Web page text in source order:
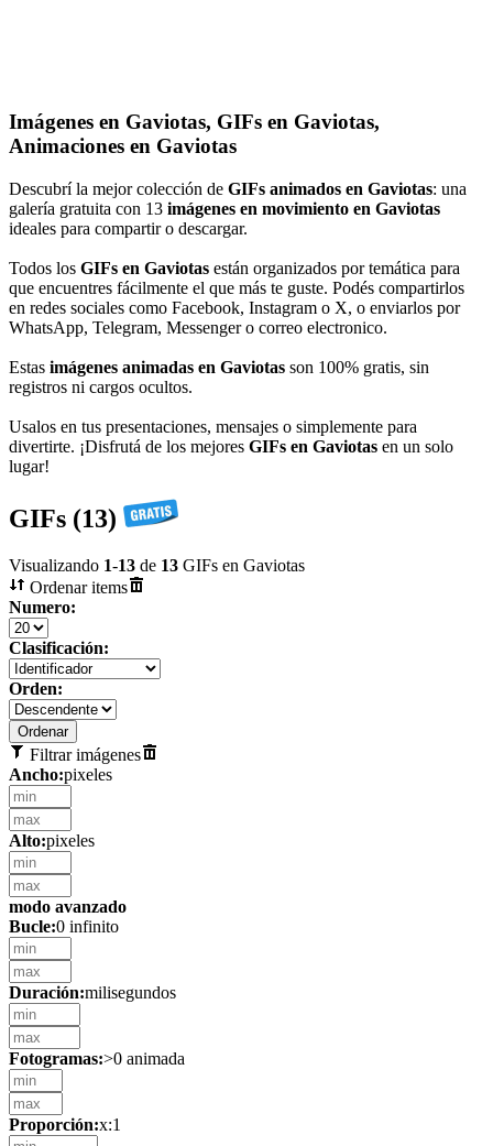
Imágenes en Gaviotas, GIFs en Gaviotas,
Animaciones en Gaviotas
Descubrí la mejor colección de GIFs animados en Gaviotas: una
galería gratuita con 13 imágenes en movimiento en Gaviotas
ideales para compartir o descargar.
Todos los GIFs en Gaviotas están organizados por temática para
que encuentres fácilmente el que más te guste. Podés compartirlos
en redes sociales como Facebook, Instagram o X, o enviarlos por
WhatsApp, Telegram, Messenger o correo electronico.
Estas imágenes animadas en Gaviotas son 100% gratis, sin
registros ni cargos ocultos.
Usalos en tus presentaciones, mensajes o simplemente para
divertirte. ¡Disfrutá de los mejores GIFs en Gaviotas en un solo
lugar!
GIFs (13)
Visualizando 1-13 de 13 GIFs en Gaviotas
Ordenar items
Numero:
Clasificación:
Orden:
Filtrar imágenes
Ancho:pixeles
Alto:pixeles
modo avanzado
Bucle:0 infinito
Duración:milisegundos
Fotogramas:>0 animada
Proporción:x:1